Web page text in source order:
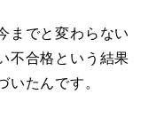
までと変わらない
不合格という結果
いたんです。